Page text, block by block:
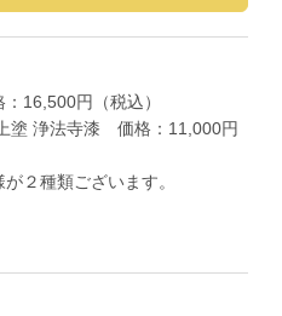
16,500円（税込）
浄法寺漆 価格：11,000円
種類ございます。